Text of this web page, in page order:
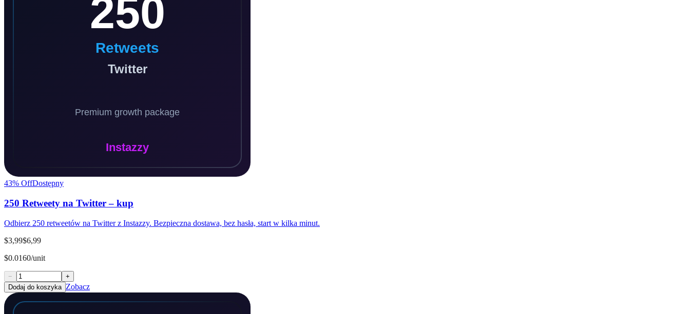
43% OffDostępny
250 Retweety na Twitter – kup
Odbierz 250 retweetów na Twitter z Instazzy. Bezpieczna dostawa, bez hasła, start w kilka minut.
$3,99$6,99
$0.0160/unit
−
+
Dodaj do koszyka Zobacz